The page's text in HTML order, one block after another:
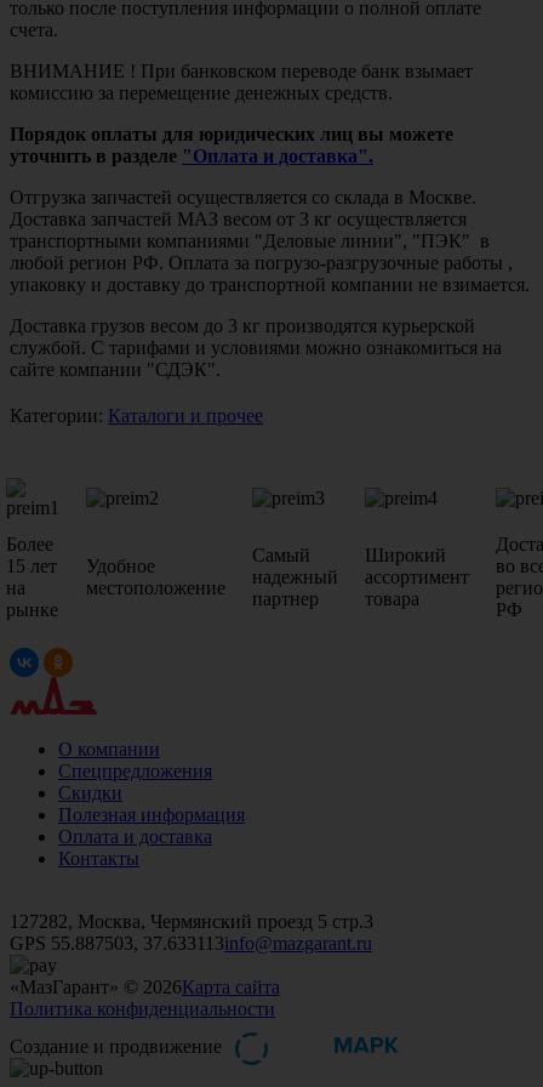
только после поступления информации о полной оплате
счета.
ВНИМАНИЕ ! При банковском переводе банк взымает
комиссию за перемещение денежных средств.
Порядок оплаты для юридических лиц вы можете
уточнить в разделе "Оплата и доставка".
Отгрузка запчастей осуществляется со склада в Москве.
Доставка запчастей МАЗ весом от 3 кг осуществляется
транспортными компаниями "Деловые линии", "ПЭК" в
любой регион РФ. Оплата за погрузо-разгрузочные работы ,
упаковку и доставку до транспортной компании не взимается.
Доставка грузов весом до 3 кг производятся курьерской
службой. С тарифами и условиями можно ознакомиться на
сайте компании "СДЭК".
Категории: Каталоги и прочее
Более
15 лет
на
рынке
Удобное
местоположение
Самый
надежный
партнер
Широкий
ассортимент
товара
во
РФ
О компании
Спецпредложения
Скидки
Полезная информация
Оплата и доставка
Контакты
127282, Москва, Чермянский проезд 5 стр.3
GPS 55.887503, 37.633113info@mazgarant.ru
«МазГарант» © 2026Карта сайта
Политика конфиденциальности
Создание и продвижение